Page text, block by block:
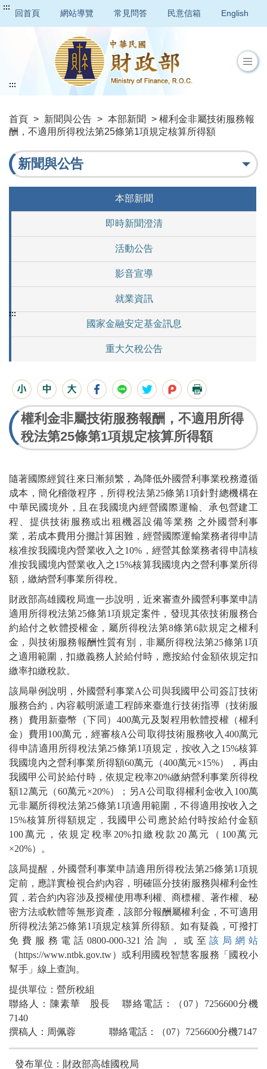
:::
回首頁 網站導覽 常見問答 民意信箱 English
首頁 > 新聞與公告 > 本部新聞
> 權利金非屬技術服務報
酬，不適用所得稅法第25條第1項規定核算所得額
:::
新聞與公告
本部新聞
即時新聞澄清
活動公告
影音宣導
就業資訊
國家金融安定基金訊息
重大欠稅公告
:::
權利金非屬技術服務報酬，不適用所得
稅法第25條第1項規定核算所得額
隨著國際經貿往來日漸頻繁，為降低外國營利事業稅務遵循
成本，簡化稽徵程序，所得稅法第25條第1項針對總機構在
中華民國境外，且在我國境內經營國際運輸、承包營建工
程、提供技術服務或出租機器設備等業務 之外國營利事
業，若成本費用分攤計算困難，經營國際運輸業務者得申請
核准按我國境內營業收入之10%，經營其餘業務者得申請核
准按我國境內營業收入之15%核算我國境內之營利事業所得
額，繳納營利事業所得稅。
財政部高雄國稅局進一步說明，近來審查外國營利事業申請
適用所得稅法第25條第1項規定案件，發現其依技術服務合
約給付之軟體授權金，屬所得稅法第8條第6款規定之權利
金，與技術服務報酬性質有別，非屬所得稅法第25條第1項
之適用範圍，扣繳義務人於給付時，應按給付金額依規定扣
繳率扣繳稅款。
該局舉例說明，外國營利事業A公司與我國甲公司簽訂技術
服務合約，內容載明派遣工程師來臺進行技術指導（技術服
務）費用新臺幣（下同）400萬元及製程用軟體授權（權利
金）費用100萬元，經審核A公司取得技術服務收入400萬元
得申請適用所得稅法第25條第1項規定，按收入之15%核算
我國境內之營利事業所得額60萬元（400萬元×15%），再由
我國甲公司於給付時，依規定稅率20%繳納營利事業所得稅
額12萬元（60萬元×20%）；另A公司取得權利金收入100萬
元非屬所得稅法第25條第1項適用範圍，不得適用按收入之
15%核算所得額規定，我國甲公司應於給付時按給付金額
100萬元，依規定稅率20%扣繳稅款20萬元（100萬元
×20%）。
該局提醒，外國營利事業申請適用所得稅法第25條第1項規
定前，應詳實檢視合約內容，明確區分技術服務與權利金性
質，若合約內容涉及授權使用專利權、商標權、著作權、秘
密方法或軟體等無形資產，該部分報酬屬權利金，不可適用
所得稅法第25條第1項規定核算所得額。如有疑義，可撥打
免費服務電話0800-000-321洽詢，或至該局網站
（https://www.ntbk.gov.tw）或利用國稅智慧客服務「國稅小
幫手」線上查詢。
提供單位：營所稅組
聯絡人：陳素華 股長 聯絡電話：（07）7256600分機
7140
撰稿人：周佩蓉 聯絡電話：（07）7256600分機7147
發布單位：財政部高雄國稅局